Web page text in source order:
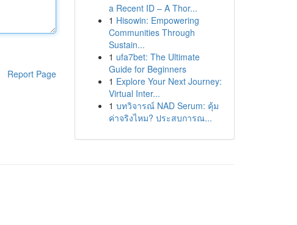
Report Page
a Recent ID – A Thor...
1 Hisowin: Empowering
Communities Through
Sustain...
1 ufa7bet: The Ultimate
Guide for Beginners
1 Explore Your Next Journey:
Virtual Inter...
1 บทวิจารณ์ NAD Serum: คุ้ม
ค่าจริงไหม? ประสบการณ...